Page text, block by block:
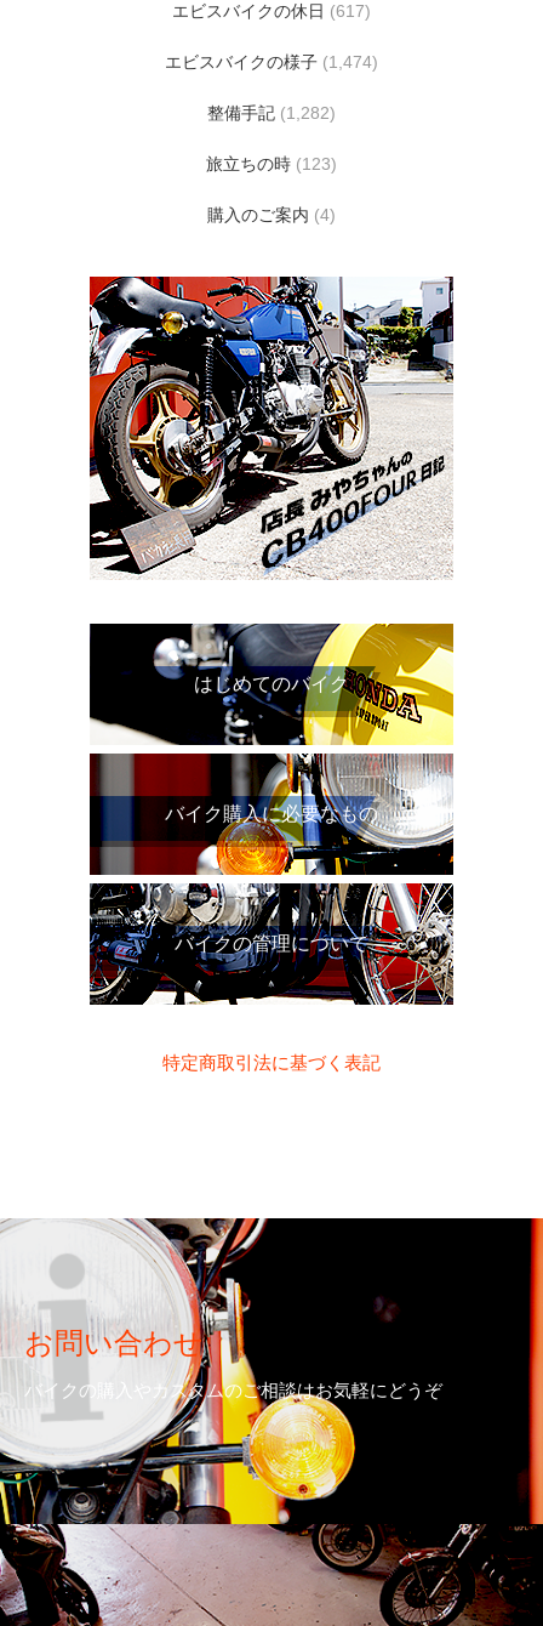
エビスバイクの休日 (617)
エビスバイクの様子 (1,474)
整備手記 (1,282)
旅立ちの時 (123)
購入のご案内 (4)
はじめてのバイク
バイク購入に必要なもの
バイクの管理について
特定商取引法に基づく表記
お問い合わせ
バイクの購入やカスタムのご相談はお気軽にどうぞ